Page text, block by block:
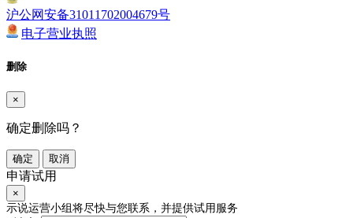
沪公网安备31011702004679号
电子营业执照
删除
×
确定删除吗？
确定 取消
申请试用
×
示说运营小组将尽快与您联系，并提供试用服务